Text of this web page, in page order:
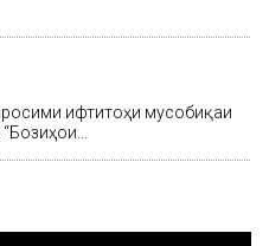
ифтитоҳи мусобиқаи